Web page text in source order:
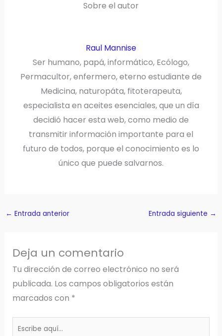
Sobre el autor
Raul Mannise
Ser humano, papá, informático, Ecólogo,
Permacultor, enfermero, eterno estudiante de
Medicina, naturopáta, fitoterapeuta,
especialista en aceites esenciales, que un día
decidió hacer esta web, como medio de
transmitir información importante para el
futuro de todos, porque el conocimiento es lo
único que puede salvarnos.
← Entrada anterior Entrada siguiente →
Deja un comentario
Tu dirección de correo electrónico no será
publicada. Los campos obligatorios están
marcados con *
Escribe